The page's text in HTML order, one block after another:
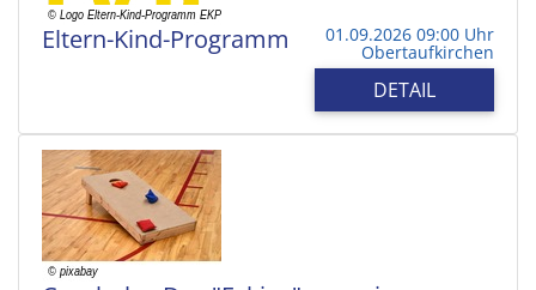
Eltern-Kind-Programm 01.09.2026 09:00 Uhr
Obertaufkirchen
DETAIL